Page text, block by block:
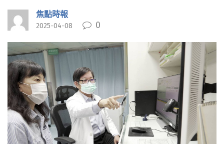
焦點時報
2025-04-08 0